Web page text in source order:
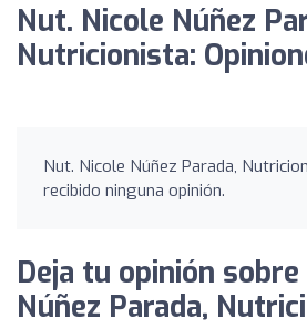
Nut. Nicole Núñez
Nutricionista:
Nut. Nicole Núñez Parada,
recibido ninguna opinión.
Deja tu opinión
Núñez Parada,